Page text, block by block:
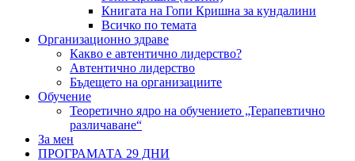
Книгата на Гопи Кришна за кундалини
Всичко по темата
Организационно здраве
Какво е автентично лидерство?
Автентично лидерство
Бъдещето на организациите
Обучение
Теоретично ядро на обучението „Терапевтично
различаване“
За мен
ПРОГРАМАТА 29 ДНИ